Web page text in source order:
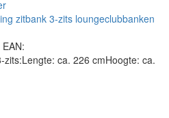
zitbank 3-zits loungeclubbanken
ca. 226 cmHoogte: ca.